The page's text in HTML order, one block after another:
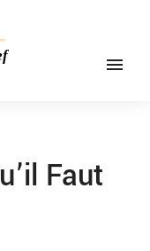
Faut